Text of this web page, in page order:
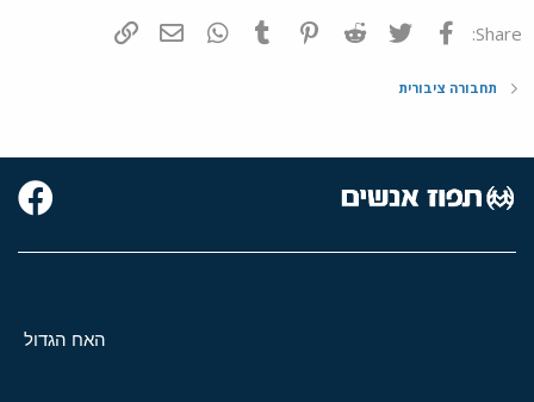
Share: פייסבוק Twitter
Reddit
Pinterest
Tumblr
WhatsAppדואר אלקטרוני
תחבורה ציבורית
האח הגדול